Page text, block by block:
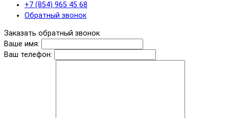
+7 (854) 965 45 68
Обратный звонок
Заказать обратный звонок
Ваше имя:
Ваш телефон: